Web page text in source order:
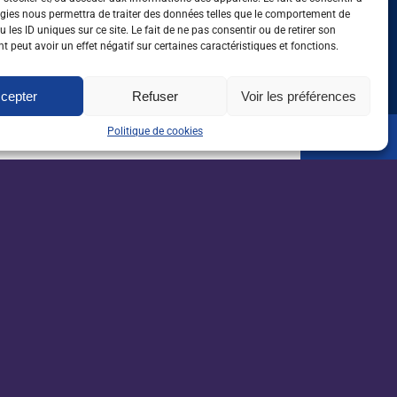
nous permettra de traiter des données telles que le comportement de
les ID uniques sur ce site. Le fait de ne pas consentir ou de retirer son
peut avoir un effet négatif sur certaines caractéristiques et fonctions.
Refuser Voir les préférences
Politique de cookies
sur le terrain
France de